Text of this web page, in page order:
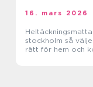
16. mars 2026
stockholm så väljer du
rätt för hem och